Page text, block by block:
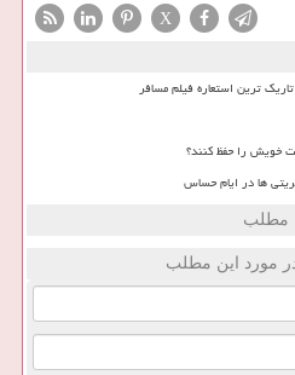
X
ترین استعاره فیلم مسافر
خویش را حفظ کنند؟
ها در ایام حساس
مطلب
مورد این مطلب